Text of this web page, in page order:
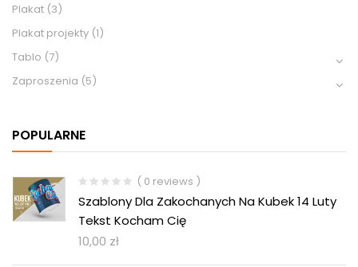
Plakat (3)
Plakat projekty (1)
Tablo (7)
Zaproszenia (5)
POPULARNE
( 0 reviews )
Szablony Dla Zakochanych Na Kubek 14 Luty
Tekst Kocham Cię
10,00 zł